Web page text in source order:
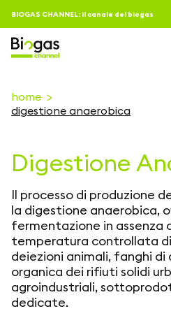
BIOGAS CHANNEL: il canale del biogas
blog & news
Podcast
About us
contatti
ACCEDI
home
digestione anaerobica
Digestione
Il processo di produzione
la digestione anaerobica,
fermentazione in assenza
temperatura controllata
deiezioni animali, fanghi
organica dei rifiuti solidi
agroindustriali,
dedicate.